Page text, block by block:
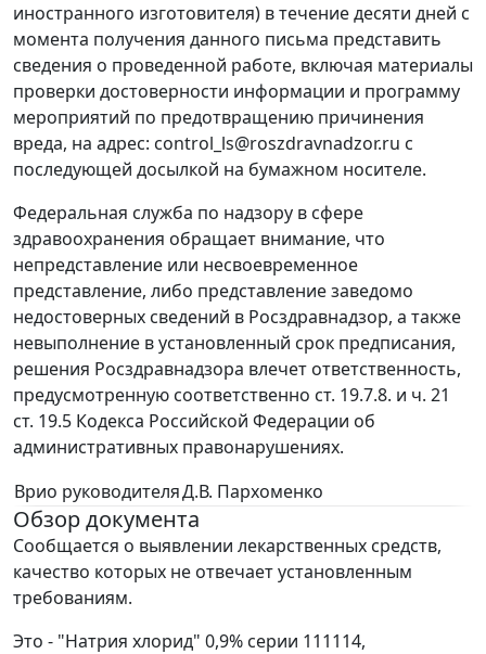
иностранного изготовителя) в течение десяти дней с
момента получения данного письма представить
сведения о проведенной работе, включая материалы
проверки достоверности информации и программу
мероприятий по предотвращению причинения
вреда, на адрес: control_ls@roszdravnadzor.ru с
последующей досылкой на бумажном носителе.
Федеральная служба по надзору в сфере
здравоохранения обращает внимание, что
непредставление или несвоевременное
представление, либо представление заведомо
недостоверных сведений в Росздравнадзор, а также
невыполнение в установленный срок предписания,
решения Росздравнадзора влечет ответственность,
предусмотренную соответственно ст. 19.7.8. и ч. 21
ст. 19.5 Кодекса Российской Федерации об
административных правонарушениях.
Врио руководителяД.В. Пархоменко
Обзор документа
Сообщается о выявлении лекарственных средств,
качество которых не отвечает установленным
требованиям.
Это - "Натрия хлорид" 0,9% серии 111114,